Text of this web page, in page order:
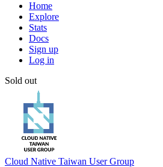
Home
Explore
Stats
Docs
Sign up
Log in
Sold out
Cloud Native Taiwan User Group